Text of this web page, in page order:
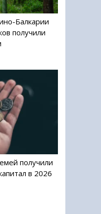
Балкарии
получили
получили
в 2026